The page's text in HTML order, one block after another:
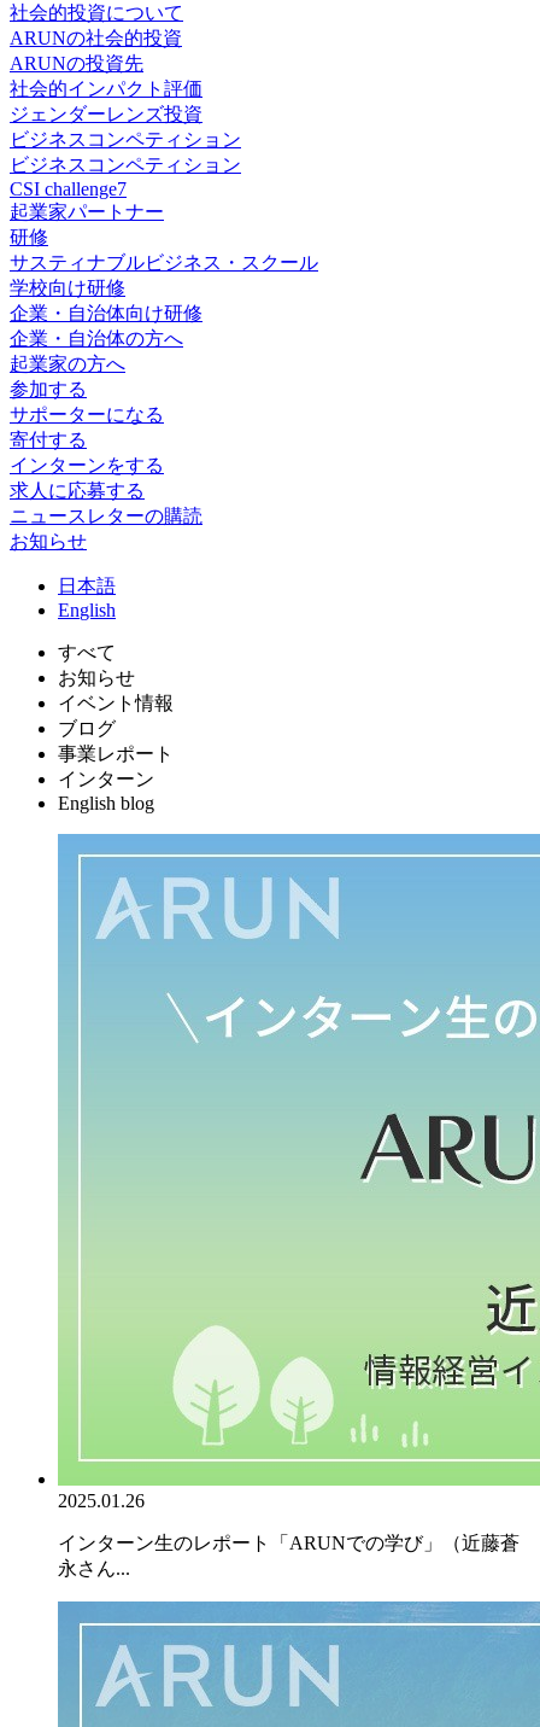
社会的投資について
ARUNの社会的投資
ARUNの投資先
社会的インパクト評価
ジェンダーレンズ投資
ビジネスコンペティション
ビジネスコンペティション
CSI challenge7
起業家パートナー
研修
サスティナブルビジネス・スクール
学校向け研修
企業・自治体向け研修
企業・自治体の方へ
起業家の方へ
参加する
サポーターになる
寄付する
インターンをする
求人に応募する
ニュースレターの購読
お知らせ
日 本語
English
すべて
お知らせ
イベント情報
ブログ
事業レポート
インターン
English blog
2025.01.26
インターン生のレポート「ARUNでの学び」（近藤蒼
永さん...